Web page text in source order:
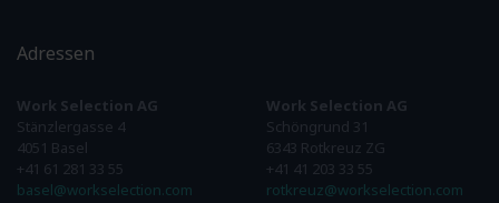
Adressen
Work Selection AG
Stänzlergasse 4
4051 Basel
+41 61 281 33 55
basel@workselection.com
Work Selection AG
Schöngrund 31
6343 Rotkreuz ZG
+41 41 203 33 55
rotkreuz@workselection.com